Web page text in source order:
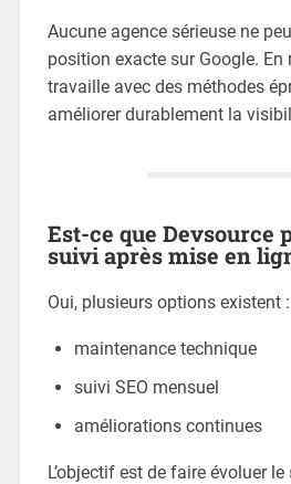
Aucune agence sérieuse ne
position exacte sur Google. En
travaille avec des méthodes
améliorer durablement la
Est-ce que Devsource
suivi après mise en
Oui, plusieurs options existent :
maintenance technique
suivi SEO mensuel
améliorations continues
L’objectif est de faire évoluer